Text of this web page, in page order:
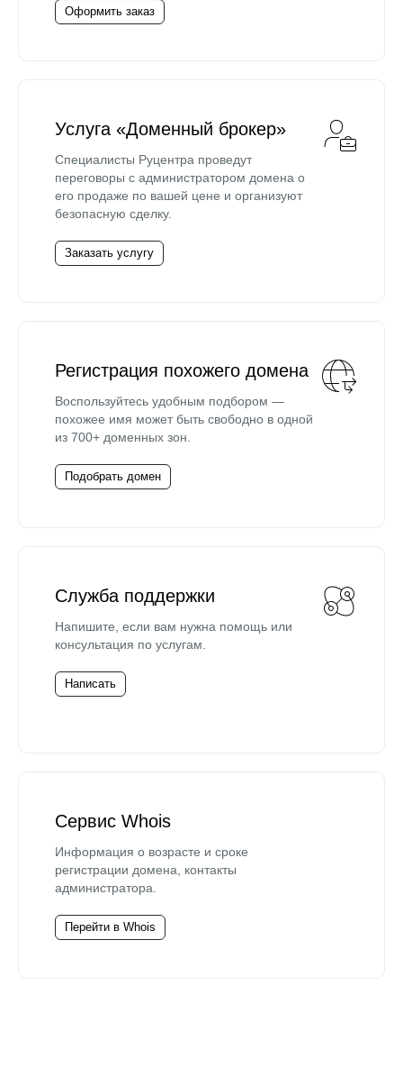
Оформить заказ
Услуга «Доменный брокер»
Специалисты Руцентра проведут
переговоры с администратором домена о
его продаже по вашей цене и организуют
безопасную сделку.
Заказать услугу
Регистрация похожего домена
Воспользуйтесь удобным подбором —
похожее имя может быть свободно в одной
из 700+ доменных зон.
Подобрать домен
Служба поддержки
Напишите, если вам нужна помощь или
консультация по услугам.
Написать
Сервис Whois
Информация о возрасте и сроке
регистрации домена, контакты
администратора.
Перейти в Whois